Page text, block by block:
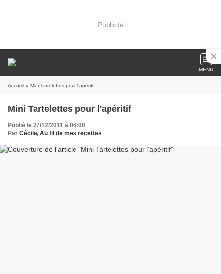
Publicité
MENU
Accueil » Mini Tartelettes pour l'apéritif
Mini Tartelettes pour l'apéritif
Publié le 27/12/2011 à 06:00
Par Cécile, Au fil de mes recettes